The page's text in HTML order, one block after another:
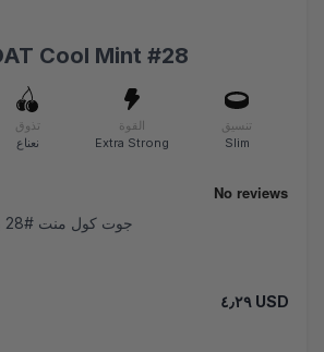
Cool Mint #28
تذوق
نعناع
القوة
Extra Strong
تنسيق
Slim
جوت كول منت #28 بنكهة النعناع المنعشة
٤٫٢٩ USD